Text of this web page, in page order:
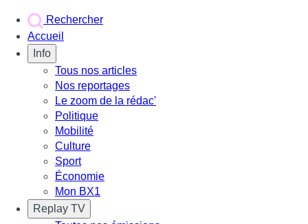
Rechercher
Accueil
Info
Tous nos articles
Nos reportages
Le zoom de la rédac'
Politique
Mobilité
Culture
Sport
Économie
Mon BX1
Replay TV